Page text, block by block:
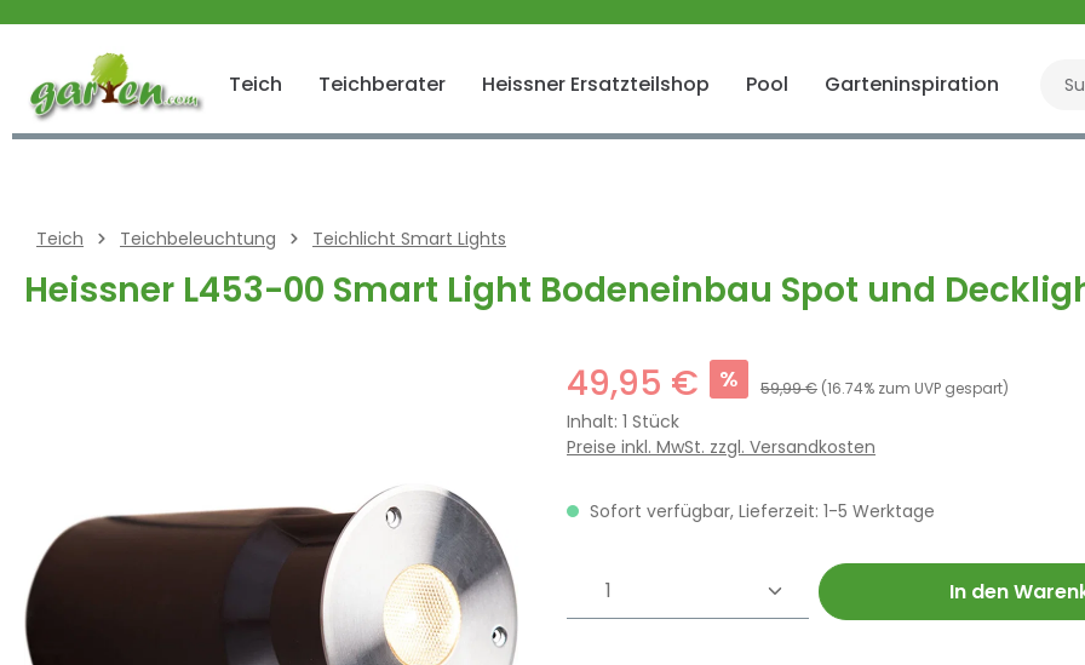
Zur Hauptnavigation springen
Teich Teichberater Heissner Ersatzteilshop Pool Garteninspiration
Teich Teichbeleuchtung Teichlicht Smart Lights
Heissner L453-00 Smart Light Bodeneinbau Spot und
49,95 € % 59,99 € (16.74% zum UVP gespart)
Inhalt: 1 Stück
Preise inkl. MwSt. zzgl. Versandkosten
Sofort verfügbar, Lieferzeit: 1-5 Werktage
Produkt Anzahl: Gib den In den